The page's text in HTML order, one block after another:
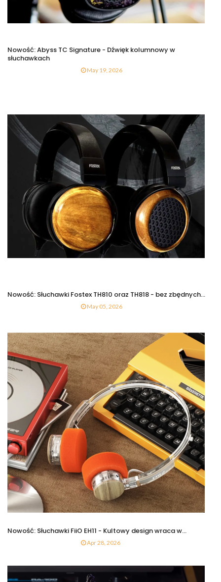
Nowość: Abyss TC Signature - Dźwięk kolumnowy w
słuchawkach
May 19, 2026
Nowość: Słuchawki Fostex TH810 oraz TH818 - bez zbędnych...
May 05, 2026
Nowość: Słuchawki FiiO EH11 - Kultowy design wraca w...
Apr 28, 2026